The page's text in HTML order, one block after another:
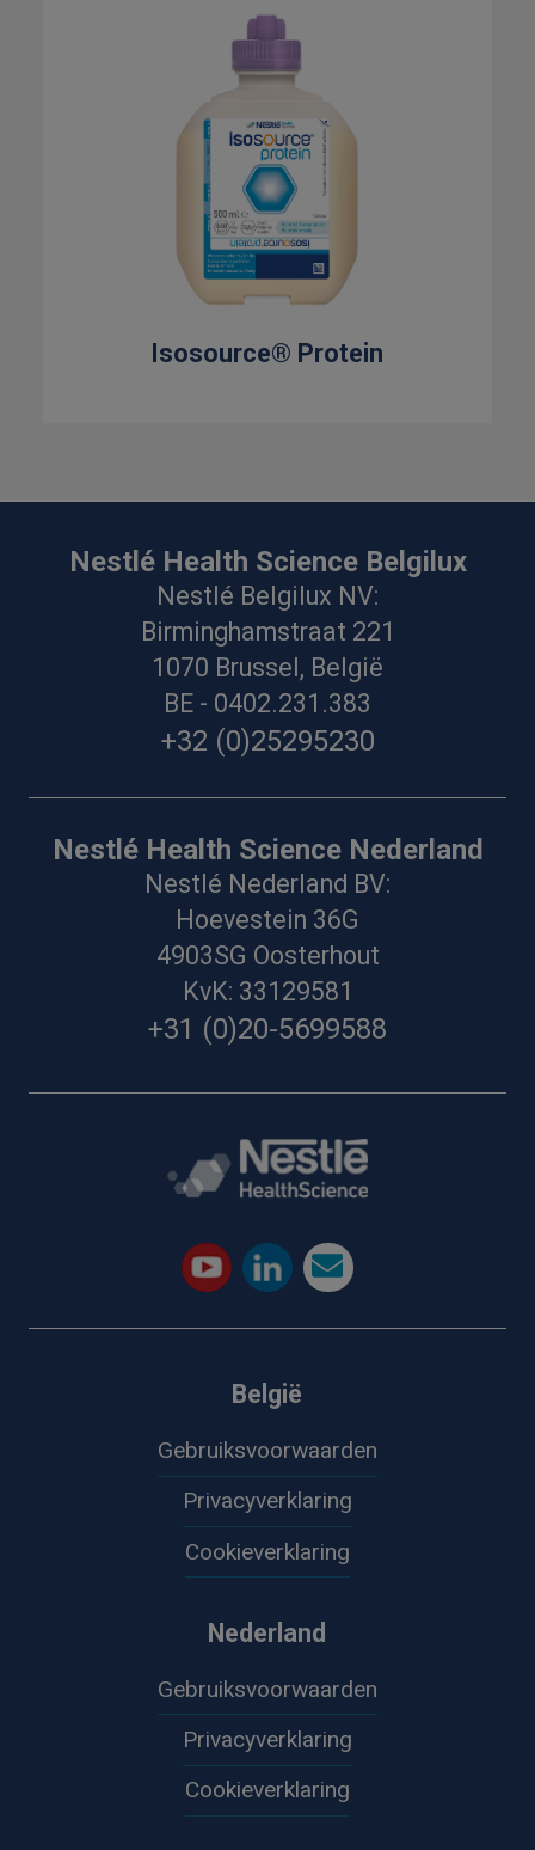
Isosource® Protein
Nestlé Health Science Belgilux
Nestlé Belgilux NV:
Birminghamstraat 221
1070 Brussel, België
BE - 0402.231.383
+32 (0)25295230
Nestlé Health Science Nederland
Nestlé Nederland BV:
Hoevestein 36G
4903SG Oosterhout
KvK: 33129581
+31 (0)20-5699588
België
Gebruiksvoorwaarden
Privacyverklaring
Cookieverklaring
Nederland
Gebruiksvoorwaarden
Privacyverklaring
Cookieverklaring